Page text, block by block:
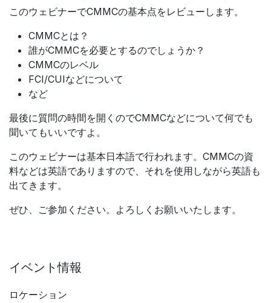
このウェビナーでCMMCの基本点をレビューします。
CMMCとは？
誰がCMMCを必要とするのでしょうか？
CMMCのレベル
FCI/CUIなどについて
など
最後に質問の時間を開くのでCMMCなどについて何でも
聞いてもいいですよ。
このウェビナーは基本日本語で行われます。CMMCの資
料などは英語でありますので、それを使用しながら英語も
出てきます。
ぜひ、ご参加ください。よろしくお願いいたします。
イベント情報
ロケーション